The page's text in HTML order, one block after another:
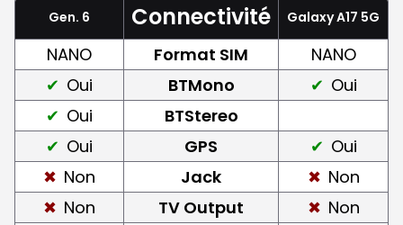
Gen. 6 Connectivité Galaxy A17 5G
NANO Format SIM
NANO
Oui
BTMono
Oui
Oui
BTStereo
Oui
GPS
Oui
Non
Jack
Non
Non
TV Output
Non